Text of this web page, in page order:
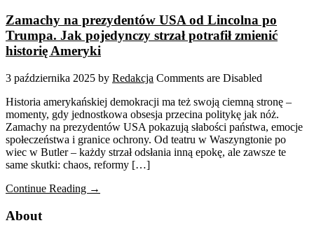
Zamachy na prezydentów USA od Lincolna po
Trumpa. Jak pojedynczy strzał potrafił zmienić
historię Ameryki
3 października 2025 by Redakcja Comments are Disabled
Historia amerykańskiej demokracji ma też swoją ciemną stronę –
momenty, gdy jednostkowa obsesja przecina politykę jak nóż.
Zamachy na prezydentów USA pokazują słabości państwa, emocje
społeczeństwa i granice ochrony. Od teatru w Waszyngtonie po
wiec w Butler – każdy strzał odsłania inną epokę, ale zawsze te
same skutki: chaos, reformy […]
Continue Reading →
About